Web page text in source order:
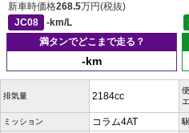
新車時価格268.5万円(税抜)
JC08
-km/L
満タンでどこまで走る？
-km
排気量 2184cc
ミッション コラム4AT